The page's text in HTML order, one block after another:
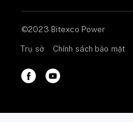
©2023 Bitexco Power
Trụ sở Chính sách bảo mật